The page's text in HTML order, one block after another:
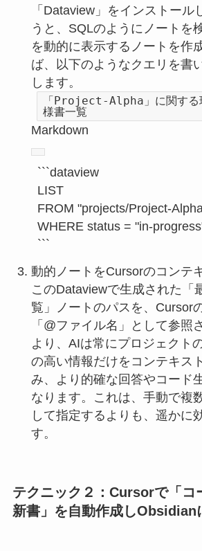
「Dataview」をインストール
うと、SQLのようにノートを
を動的に表示するノートを作
ば、以下のようなクエリを書
します。
「Project-Alpha」に関する
様書一覧
Markdown
```dataview
LIST
FROM "projects/Project-
WHERE status = "in-
```
動的ノートをCursorのコンテ
このDataviewで生成された「
覧」ノートのパスを、Cursor
「@ファイル名」として参照
より、AIは常にプロジェクト
の高い情報だけをコンテキス
み、より的確な回答やコード
なります。これは、手動で複
して指定するよりも、遥かに
す。
テクニック２：Cursorで「コ
新書」を自動作成しObsidian